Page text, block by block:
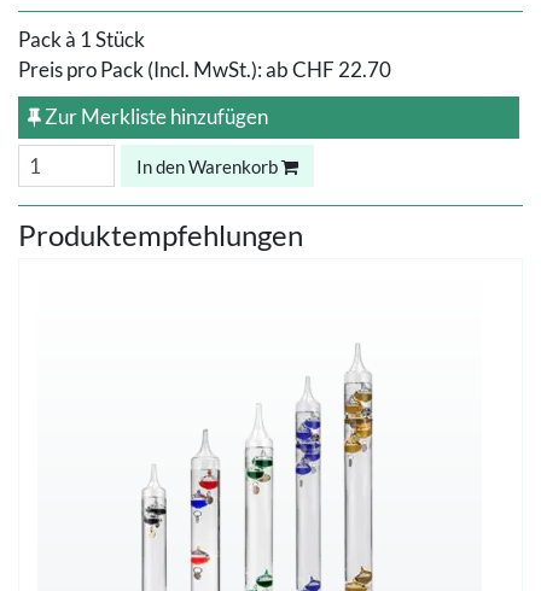
Pack à 1 Stück
Preis pro Pack (Incl. MwSt.):abCHF 22.70
Zur Merkliste hinzufügen
In den Warenkorb
Produktempfehlungen